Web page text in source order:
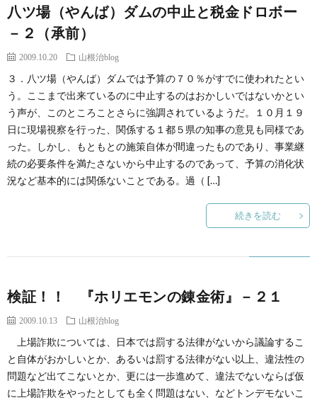
八ツ場（やんば）ダムの中止と税金ドロボー
－２（承前）
2009.10.20 山根治blog
３．八ツ場（やんば）ダムでは予算の７０％がすでに使われたとい
う。ここまで出来ているのに中止するのはおかしいではないかとい
う声が、このところことさらに強調されているようだ。１０月１９
日に現場視察を行った、関係する１都５県の知事の意見も同様であ
った。しかし、もともとの施策自体が間違ったものであり、事業継
続の必要条件を満たさないから中止するのであって、予算の消化状
況など基本的には関係ないことである。過（ […]
続きを読む
検証！！ 『ホリエモンの錬金術』－２１
2009.10.13 山根治blog
上場詐欺については、日本では罰する法律がないから議論するこ
と自体がおかしいとか、あるいは罰する法律がない以上、違法性の
問題など出てこないとか、更には一歩進めて、違法でないならば仮
に上場詐欺をやったとしても全く問題はない、などトンデモないこ